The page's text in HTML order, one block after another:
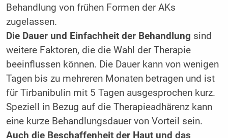
Behandlung von frühen Formen der AKs
zugelassen.
Die Dauer und Einfachheit der Behandlung sind
weitere Faktoren, die die Wahl der Therapie
beeinflussen können. Die Dauer kann von wenigen
Tagen bis zu mehreren Monaten betragen und ist
für Tirbanibulin mit 5 Tagen ausgesprochen kurz.
Speziell in Bezug auf die Therapieadhärenz kann
eine kurze Behandlungsdauer von Vorteil sein.
Auch die Beschaffenheit der Haut und das